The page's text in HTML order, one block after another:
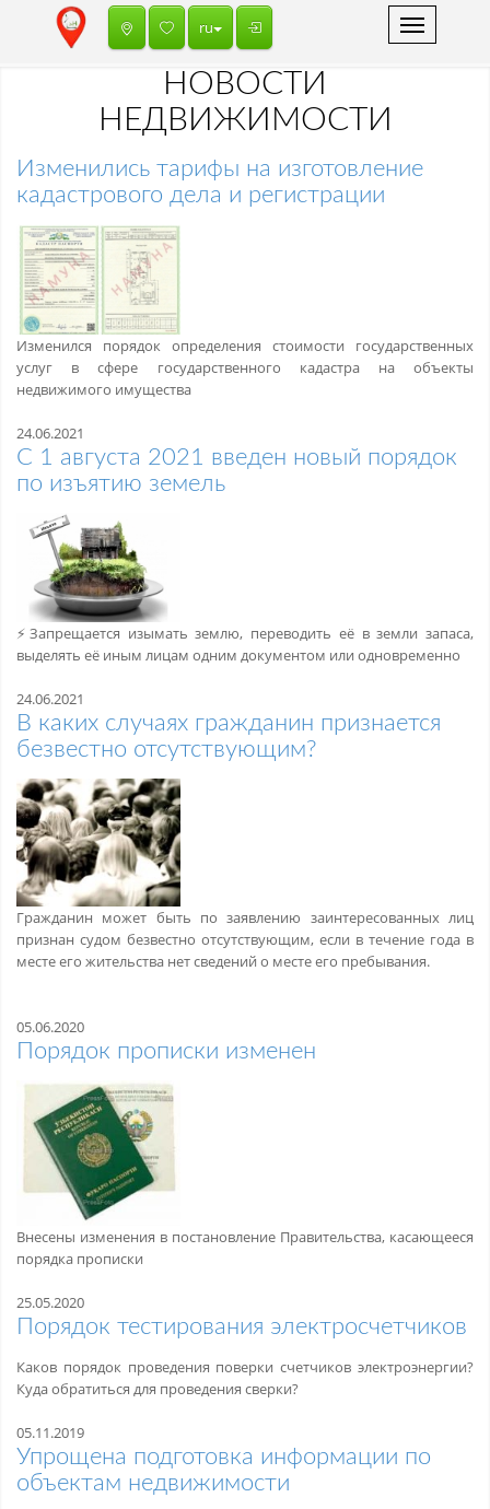
Toggle
navigation
ru
НОВОСТИ
НЕДВИЖИМОСТИ
Изменились тарифы на изготовление
кадастрового дела и регистрации
Изменился порядок определения стоимости государственных
услуг в сфере государственного кадастра на объекты
недвижимого имущества
24.06.2021
С 1 августа 2021 введен новый порядок
по изъятию земель
⚡️Запрещается изымать землю, переводить её в земли запаса,
выделять её иным лицам одним документом или одновременно
24.06.2021
В каких случаях гражданин признается
безвестно отсутствующим?
Гражданин может быть по заявлению заинтересованных лиц
признан судом безвестно отсутствующим, если в течение года в
месте его жительства нет сведений о месте его пребывания.
05.06.2020
Порядок прописки изменен
Внесены изменения в постановление Правительства, касающееся
порядка прописки
25.05.2020
Порядок тестирования электросчетчиков
Каков порядок проведения поверки счетчиков электроэнергии?
Куда обратиться для проведения сверки?
05.11.2019
Упрощена подготовка информации по
объектам недвижимости